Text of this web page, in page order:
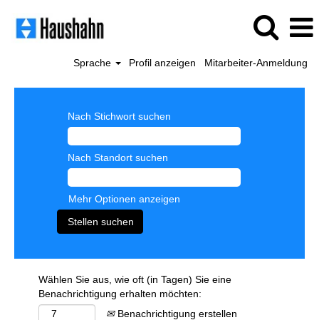
Sprache Profil anzeigen Mitarbeiter-Anmeldung
Nach Stichwort suchen
Nach Standort suchen
Mehr Optionen anzeigen
Wählen Sie aus, wie oft (in Tagen) Sie eine
Benachrichtigung erhalten möchten:
Benachrichtigung erstellen